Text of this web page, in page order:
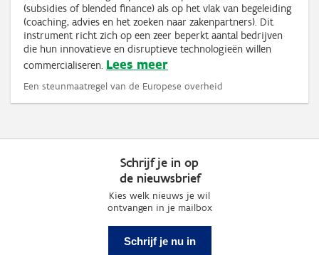
(subsidies of blended finance) als op het vlak van begeleiding
(coaching, advies en het zoeken naar zakenpartners). Dit
instrument richt zich op een zeer beperkt aantal bedrijven
die hun innovatieve en disruptieve technologieën willen
commercialiseren. Lees meer
Een steunmaatregel van de Europese overheid
Schrijf je in op
de nieuwsbrief
Kies welk nieuws je wil
ontvangen in je mailbox
Schrijf je nu in